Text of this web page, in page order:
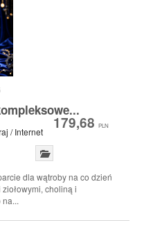
179,68 PLN
/ Internet
dla wątroby na co dzień
choliną i